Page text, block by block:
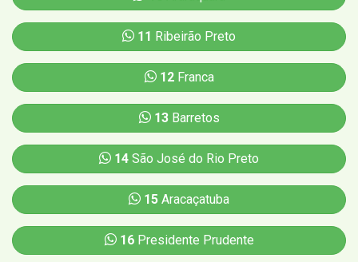
11 Ribeirão Preto
12Franca
13Barretos
14 São José do Rio Preto
15 Aracaçatuba
16Presidente Prudente